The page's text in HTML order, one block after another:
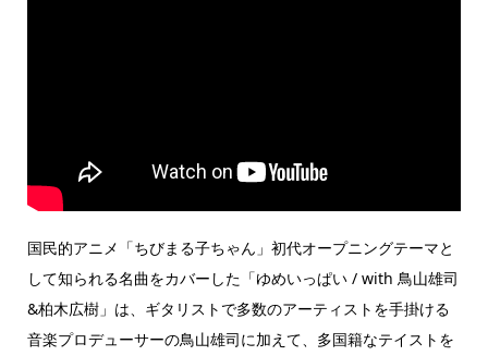
国民的アニメ「ちびまる子ちゃん」初代オープニングテーマと
して知られる名曲をカバーした「ゆめいっぱい / with 鳥山雄司
&柏木広樹」は、ギタリストで多数のアーティストを手掛ける
音楽プロデューサーの鳥山雄司に加えて、多国籍なテイストを